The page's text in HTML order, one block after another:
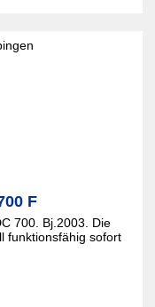
F
700. Bj.2003. Die
funktionsfähig sofort